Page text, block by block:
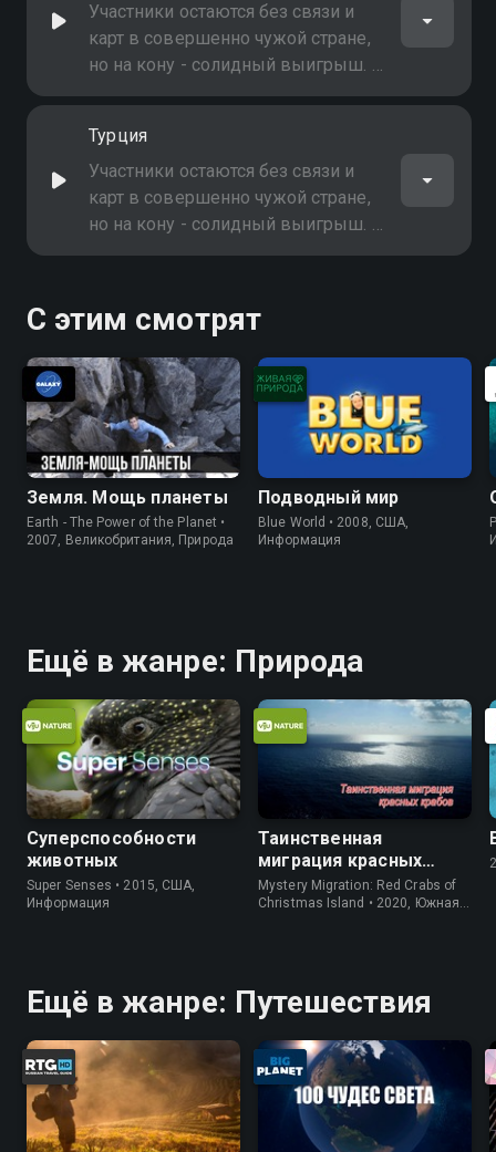
Участники остаются без связи и
карт в совершенно чужой стране,
но на кону - солидный выигрыш. В
выпуске - Китай
Турция
Участники остаются без связи и
карт в совершенно чужой стране,
но на кону - солидный выигрыш. В
выпуске - Турция
С этим смотрят
Земля. Мощь планеты
Earth - The Power of the Planet •
2007, Великобритания, Природа
Подводный мир
Blue World • 2008, США,
Информация
Ещё в жанре: Природа
Суперспособности
животных
Super Senses • 2015, США,
Информация
Таинственная
миграция красных
крабов
Mystery Migration: Red Crabs of
Christmas Island • 2020, Южная
Ещё в жанре: Путешествия